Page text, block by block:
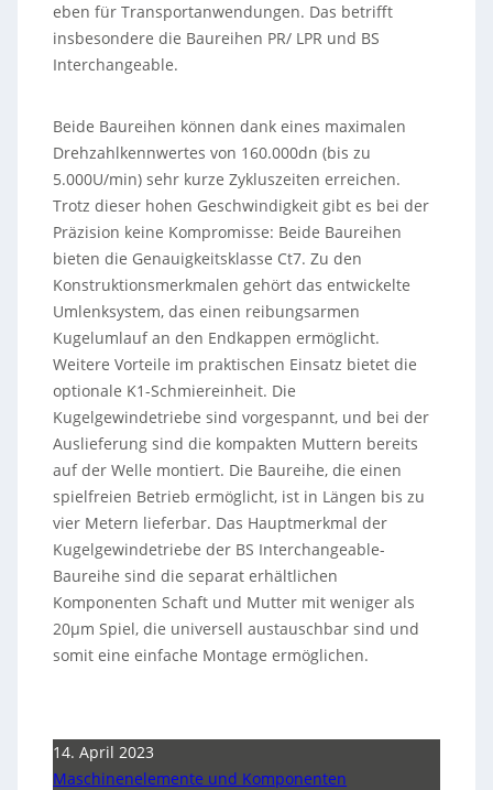
eben für Transportanwendungen. Das betrifft
insbesondere die Baureihen PR/ LPR und BS
Interchangeable.
Beide Baureihen können dank eines maximalen
Drehzahlkennwertes von 160.000dn (bis zu
5.000U/min) sehr kurze Zykluszeiten erreichen.
Trotz dieser hohen Geschwindigkeit gibt es bei der
Präzision keine Kompromisse: Beide Baureihen
bieten die Genauigkeitsklasse Ct7. Zu den
Konstruktionsmerkmalen gehört das entwickelte
Umlenksystem, das einen reibungsarmen
Kugelumlauf an den Endkappen ermöglicht.
Weitere Vorteile im praktischen Einsatz bietet die
optionale K1-Schmiereinheit. Die
Kugelgewindetriebe sind vorgespannt, und bei der
Auslieferung sind die kompakten Muttern bereits
auf der Welle montiert. Die Baureihe, die einen
spielfreien Betrieb ermöglicht, ist in Längen bis zu
vier Metern lieferbar. Das Hauptmerkmal der
Kugelgewindetriebe der BS Interchangeable-
Baureihe sind die separat erhältlichen
Komponenten Schaft und Mutter mit weniger als
20µm Spiel, die universell austauschbar sind und
somit eine einfache Montage ermöglichen.
14. April 2023
Maschinenelemente und Komponenten